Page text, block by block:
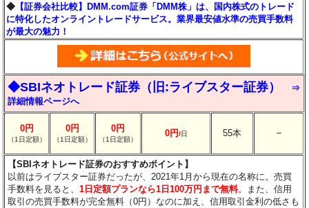
◆ 【証券会社比較】DMM.com証券「DMM株」は、国内株式のトレード
に特化したオンライントレードサービス。業界最安値水準の売買手数料
が最大の魅力！
◆SBIネオトレード証券（旧:ライブスター証券）
⇒
詳細情報ページへ
0円
（1日定額）
0円
（1日定額）
0円
（1日定額）
0円/日 55本 －
【SBIネオトレード証券のおすすめポイント】
以前はライブスター証券だったが、2021年1月から現在の名称に。売買
手数料を見ると、1日定額プランなら1日100万円まで無料。また、信用
取引の売買手数料が完全無料（0円）なのに加え、信用取引金利の低さも